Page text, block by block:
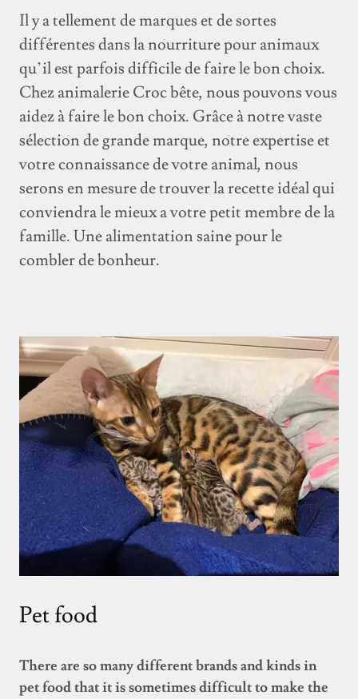
Il y a tellement de marques et de sortes
différentes dans la nourriture pour animaux
qu’il est parfois difficile de faire le bon choix.
Chez animalerie Croc bête, nous pouvons vous
aidez à faire le bon choix. Grâce à notre vaste
sélection de grande marque, notre expertise et
votre connaissance de votre animal, nous
serons en mesure de trouver la recette idéal qui
conviendra le mieux a votre petit membre de la
famille. Une alimentation saine pour le
combler de bonheur.
Pet food
There are so many different brands and kinds in
pet food that it is sometimes difficult to make the